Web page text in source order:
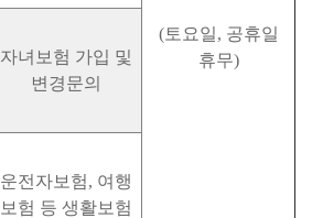
(토요일, 공휴일
휴무)
자녀보험 가입 및
변경문의
운전자보험, 여행
보험 등 생활보험